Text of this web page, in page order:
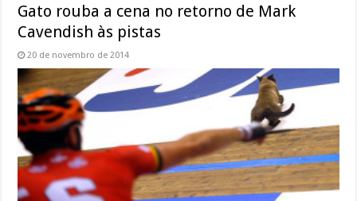
Gato rouba a cena no retorno de Mark
Cavendish às pistas
20 de novembro de 2014